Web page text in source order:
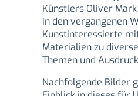
Künstlers Oliver
in den vergangenen
Kunstinteressierte
Materialien zu
Themen und
Nachfolgende Bilder